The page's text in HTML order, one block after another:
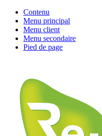
Contenu
Menu principal
Menu client
Menu secondaire
Pied de page